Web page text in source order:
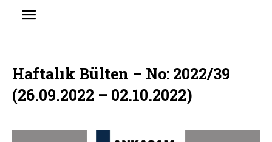
Haftalık Bülten – No: 2022/39
(26.09.2022 – 02.10.2022)